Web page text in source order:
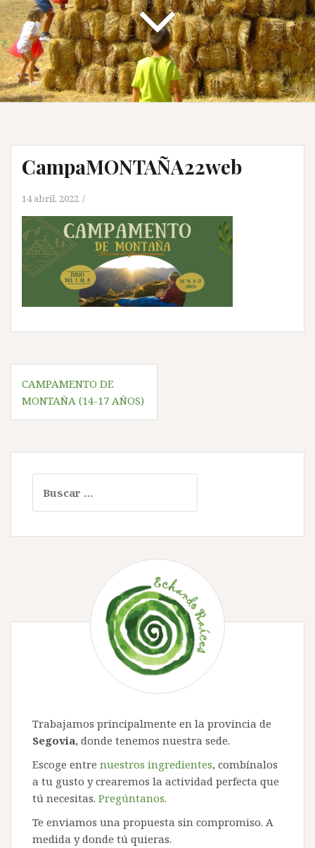
CampaMONTAÑA22web
14 abril, 2022
Navegación
de
entradas
CAMPAMENTO DE
MONTAÑA (14-17 AÑOS)
Trabajamos principalmente en la provincia de
Segovia, donde tenemos nuestra sede.
Escoge entre nuestros ingredientes, combínalos
a tu gusto y crearemos la actividad perfecta que
tú necesitas. Pregúntanos.
Te enviamos una propuesta sin compromiso. A
medida y donde tú quieras.